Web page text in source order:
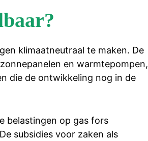
klimaatneutraal te maken. De
en warmtepompen,
die de ontwikkeling nog in de
belastingen op gas fors
subsidies voor zaken als